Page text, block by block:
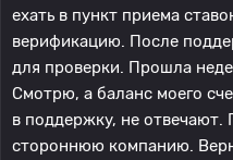
ехать в пункт приема
верификацию. После
для проверки. Прошла
Смотрю, а баланс моего
в поддержку, не
стороннюю компанию.